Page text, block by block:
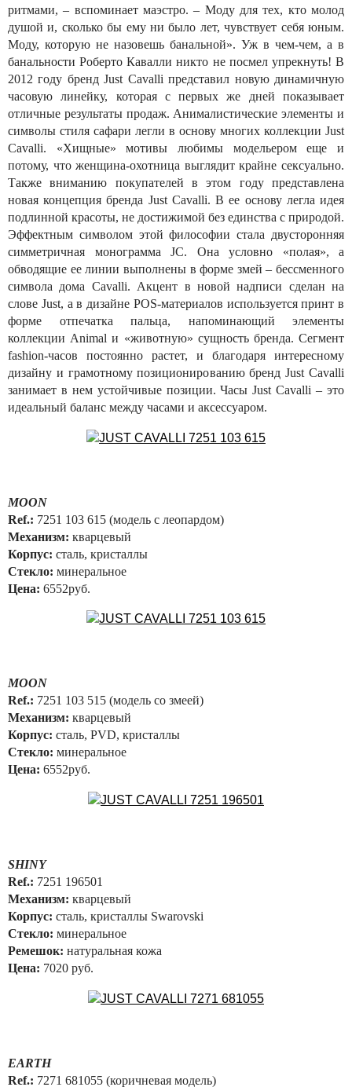
ритмами, – вспоминает маэстро. – Моду для тех, кто молод
душой и, сколько бы ему ни было лет, чувствует себя юным.
Моду, которую не назовешь банальной». Уж в чем-чем, а в
банальности Роберто Кавалли никто не посмел упрекнуть! В
2012 году бренд Just Cavalli представил новую динамичную
часовую линейку, которая с первых же дней показывает
отличные результаты продаж. Анималистические элементы и
символы стиля сафари легли в основу многих коллекции Just
Cavalli. «Хищные» мотивы любимы модельером еще и
потому, что женщина-охотница выглядит крайне сексуально.
Также вниманию покупателей в этом году представлена
новая концепция бренда Just Cavalli. В ее основу легла идея
подлинной красоты, не достижимой без единства с природой.
Эффектным символом этой философии стала двусторонняя
симметричная монограмма JC. Она условно «полая», а
обводящие ее линии выполнены в форме змей – бессменного
символа дома Cavalli. Акцент в новой надписи сделан на
слове Just, а в дизайне POS-материалов используется принт в
форме отпечатка пальца, напоминающий элементы
коллекции Animal и «животную» сущность бренда. Сегмент
fashion-часов постоянно растет, и благодаря интересному
дизайну и грамотному позиционированию бренд Just Cavalli
занимает в нем устойчивые позиции. Часы Just Cavalli – это
идеальный баланс между часами и аксессуаром.
MOON
Ref.: 7251 103 615 (модель с леопардом)
Механизм: кварцевый
Корпус: сталь, кристаллы
Стекло: минеральное
Цена: 6552руб.
MOON
Ref.: 7251 103 515 (модель со змеей)
Механизм: кварцевый
Корпус: сталь, PVD, кристаллы
Стекло: минеральное
Цена: 6552руб.
SHINY
Ref.: 7251 196501
Механизм: кварцевый
Корпус: сталь, кристаллы Swarovski
Стекло: минеральное
Ремешок: натуральная кожа
Цена: 7020 руб.
EARTH
Ref.: 7271 681055 (коричневая модель)